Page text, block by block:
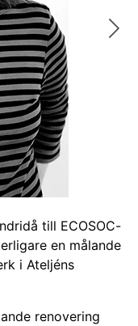
till ECOSOC-
en målande
i Ateljéns
renovering